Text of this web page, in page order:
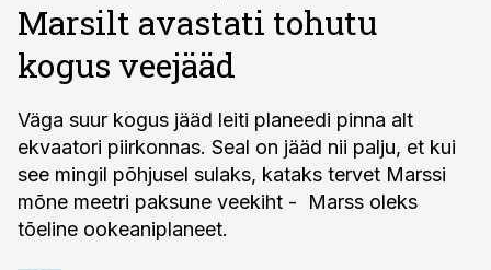
Marsilt avastati tohutu
kogus veejääd
Väga suur kogus jääd leiti planeedi pinna alt
ekvaatori piirkonnas. Seal on jääd nii palju, et kui
see mingil põhjusel sulaks, kataks tervet Marssi
mõne meetri paksune veekiht - Marss oleks
tõeline ookeaniplaneet.